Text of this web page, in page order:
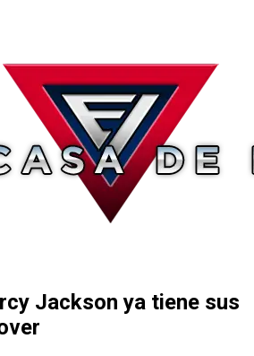
Jackson ya tiene sus